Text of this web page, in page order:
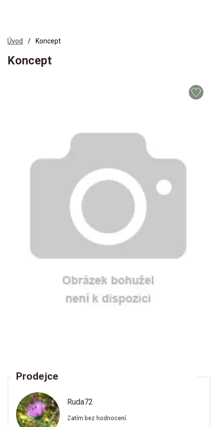
Úvod Koncept
Koncept
Prodejce
Ruda72
Zatím bez hodnocení.